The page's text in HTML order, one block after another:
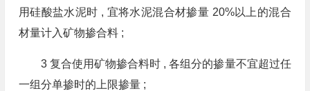
用硅酸盐水泥时 , 宜将水泥混合材掺量 20%以上的混合
材量计入矿物掺合料 ;
3 复合使用矿物掺合料时 , 各组分的掺量不宜超过任
一组分单掺时的上限掺量 ;